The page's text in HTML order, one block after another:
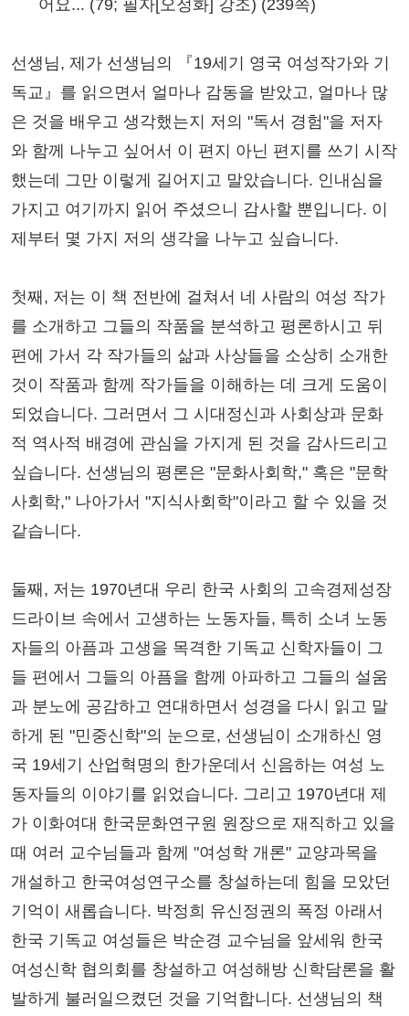
어요... (79; 필자[오정화] 강조) (239쪽)
선생님, 제가 선생님의 『19세기 영국 여성작가와 기
독교』를 읽으면서 얼마나 감동을 받았고, 얼마나 많
은 것을 배우고 생각했는지 저의 "독서 경험"을 저자
와 함께 나누고 싶어서 이 편지 아닌 편지를 쓰기 시작
했는데 그만 이렇게 길어지고 말았습니다. 인내심을
가지고 여기까지 읽어 주셨으니 감사할 뿐입니다. 이
제부터 몇 가지 저의 생각을 나누고 싶습니다.
첫째, 저는 이 책 전반에 걸쳐서 네 사람의 여성 작가
를 소개하고 그들의 작품을 분석하고 평론하시고 뒤
편에 가서 각 작가들의 삶과 사상들을 소상히 소개한
것이 작품과 함께 작가들을 이해하는 데 크게 도움이
되었습니다. 그러면서 그 시대정신과 사회상과 문화
적 역사적 배경에 관심을 가지게 된 것을 감사드리고
싶습니다. 선생님의 평론은 "문화사회학," 혹은 "문학
사회학," 나아가서 "지식사회학"이라고 할 수 있을 것
같습니다.
둘째, 저는 1970년대 우리 한국 사회의 고속경제성장
드라이브 속에서 고생하는 노동자들, 특히 소녀 노동
자들의 아픔과 고생을 목격한 기독교 신학자들이 그
들 편에서 그들의 아픔을 함께 아파하고 그들의 설움
과 분노에 공감하고 연대하면서 성경을 다시 읽고 말
하게 된 "민중신학"의 눈으로, 선생님이 소개하신 영
국 19세기 산업혁명의 한가운데서 신음하는 여성 노
동자들의 이야기를 읽었습니다. 그리고 1970년대 제
가 이화여대 한국문화연구원 원장으로 재직하고 있을
때 여러 교수님들과 함께 "여성학 개론" 교양과목을
개설하고 한국여성연구소를 창설하는데 힘을 모았던
기억이 새롭습니다. 박정희 유신정권의 폭정 아래서
한국 기독교 여성들은 박순경 교수님을 앞세워 한국
여성신학 협의회를 창설하고 여성해방 신학담론을 활
발하게 불러일으켰던 것을 기억합니다. 선생님의 책